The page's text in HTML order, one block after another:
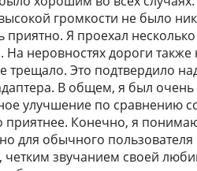
громкости не было
Я проехал
На неровностях дороги
трещало. Это подтвердило
В общем, я был
улучшение по сравнению
Конечно, я
для обычного
четким звучанием своей